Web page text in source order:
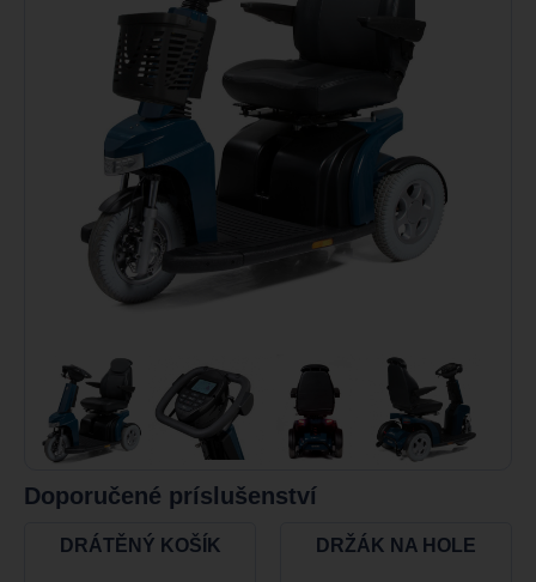
Doporučené príslušenství
DRÁTĚNÝ KOŠÍK DRŽÁK NA HOLE